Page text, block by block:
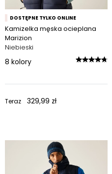
DOSTĘPNE TYLKO ONLINE
Kamizelka męska ocieplana
Marizion
Niebieski
8 kolory
Teraz 329,99 zł